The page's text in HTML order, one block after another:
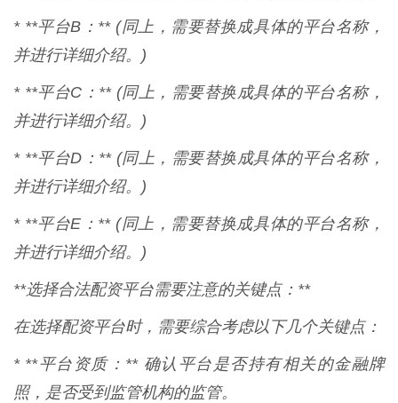
* **平台B：** (同上，需要替换成具体的平台名称，
并进行详细介绍。)
* **平台C：** (同上，需要替换成具体的平台名称，
并进行详细介绍。)
* **平台D：** (同上，需要替换成具体的平台名称，
并进行详细介绍。)
* **平台E：** (同上，需要替换成具体的平台名称，
并进行详细介绍。)
**选择合法配资平台需要注意的关键点：**
在选择配资平台时，需要综合考虑以下几个关键点：
* **平台资质：** 确认平台是否持有相关的金融牌
照，是否受到监管机构的监管。